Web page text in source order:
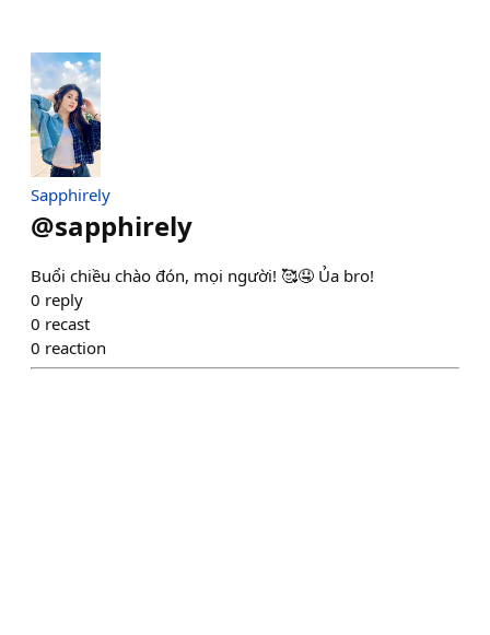
Sapphirely
@sapphirely
Buổi chiều chào đón, mọi người! 🥰🤤 Ủa bro!
0 reply
0 recast
0 reaction